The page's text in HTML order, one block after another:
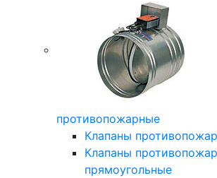
противопожарные
Клапаны
Клапаны
прямоугольные